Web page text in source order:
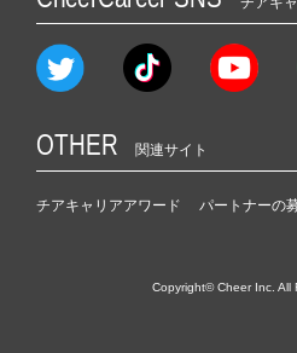
OTHER 関連サイト
チアキャリアアワード パートナーの
Copyright© Cheer Inc. All